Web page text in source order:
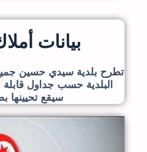
بيانات
تطرح بلدية سيدي حسين جميع
البلدية حسب جداول قابلة
سيقع تحيينها